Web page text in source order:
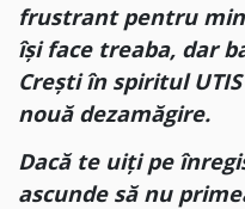
frustrant pentru
își face treaba, dar
Crești în spiritul
nouă dezamăgire.
Dacă te uiți pe
ascunde să nu